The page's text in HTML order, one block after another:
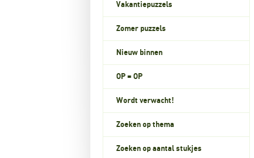
Vakantiepuzzels
Zomer puzzels
Nieuw binnen
OP = OP
Wordt verwacht!
Zoeken op thema
Zoeken op aantal stukjes